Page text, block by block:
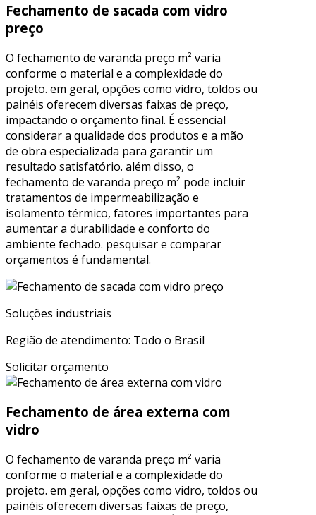
Fechamento de sacada com vidro
preço
O fechamento de varanda preço m² varia
conforme o material e a complexidade do
projeto. em geral, opções como vidro, toldos ou
painéis oferecem diversas faixas de preço,
impactando o orçamento final. É essencial
considerar a qualidade dos produtos e a mão
de obra especializada para garantir um
resultado satisfatório. além disso, o
fechamento de varanda preço m² pode incluir
tratamentos de impermeabilização e
isolamento térmico, fatores importantes para
aumentar a durabilidade e conforto do
ambiente fechado. pesquisar e comparar
orçamentos é fundamental.
Soluções industriais
Região de atendimento: Todo o Brasil
Solicitar orçamento
Fechamento de área externa com
vidro
O fechamento de varanda preço m² varia
conforme o material e a complexidade do
projeto. em geral, opções como vidro, toldos ou
painéis oferecem diversas faixas de preço,